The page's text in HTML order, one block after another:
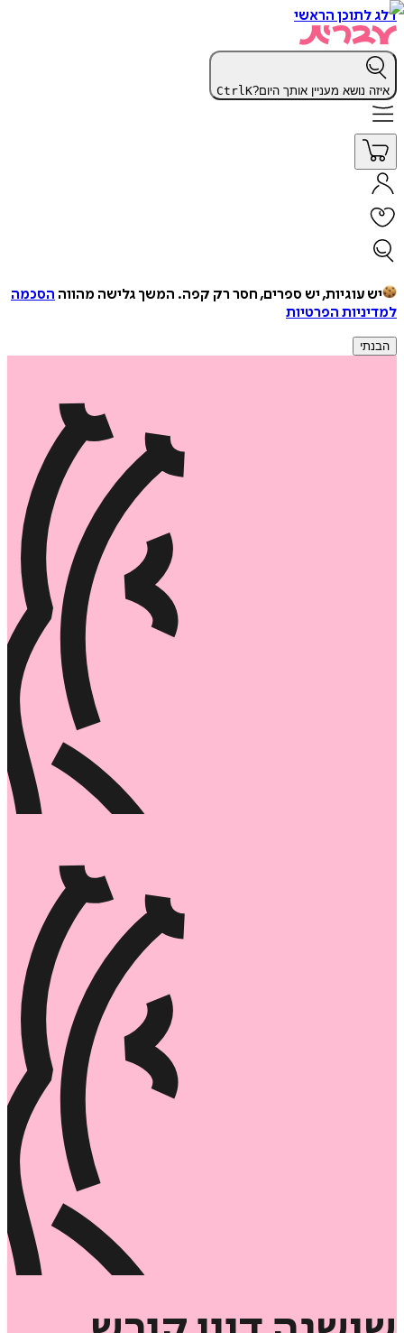
דלג לתוכן הראשי
איזה נושא מעניין אותך היום? CtrlK
יש עוגיות, יש ספרים, חסר רק קפה. המשך גלישה מהווה הסכמה
למדיניות הפרטיות
הבנתי